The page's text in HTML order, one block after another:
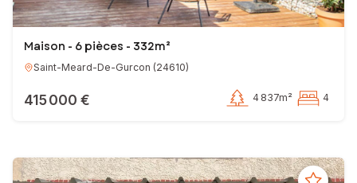
Maison - 6 pièces - 332m²
Saint-Meard-De-Gurcon (24610)
415 000 € 4 837m² 4